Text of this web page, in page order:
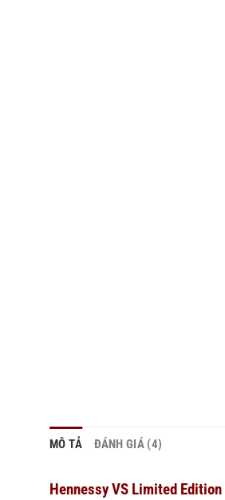
MÔ TẢ ĐÁNH GIÁ (4)
Hennessy VS Limited Edition